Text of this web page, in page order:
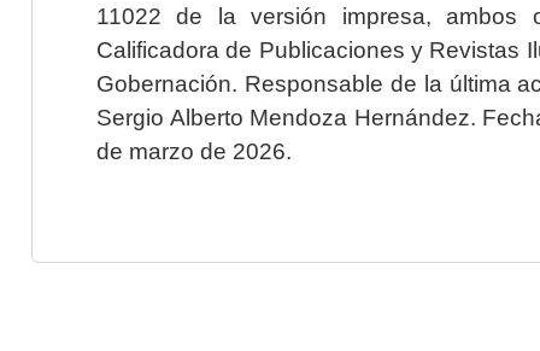
11022 de la versión impresa, ambos
Calificadora de Publicaciones y Revistas
Gobernación. Responsable de la última
Sergio Alberto Mendoza Hernández.
de marzo de 2026.